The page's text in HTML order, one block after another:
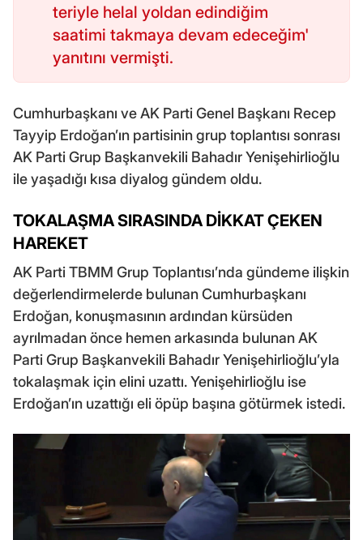
teriyle helal yoldan edindiğim
saatimi takmaya devam edeceğim'
yanıtını vermişti.
Cumhurbaşkanı ve AK Parti Genel Başkanı Recep
Tayyip Erdoğan’ın partisinin grup toplantısı sonrası
AK Parti Grup Başkanvekili Bahadır Yenişehirlioğlu
ile yaşadığı kısa diyalog gündem oldu.
TOKALAŞMA SIRASINDA DİKKAT ÇEKEN
HAREKET
AK Parti TBMM Grup Toplantısı’nda gündeme ilişkin
değerlendirmelerde bulunan Cumhurbaşkanı
Erdoğan, konuşmasının ardından kürsüden
ayrılmadan önce hemen arkasında bulunan AK
Parti Grup Başkanvekili Bahadır Yenişehirlioğlu’yla
tokalaşmak için elini uzattı. Yenişehirlioğlu ise
Erdoğan’ın uzattığı eli öpüp başına götürmek istedi.